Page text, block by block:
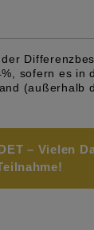
sofern es in
(außerhalb
– Vielen